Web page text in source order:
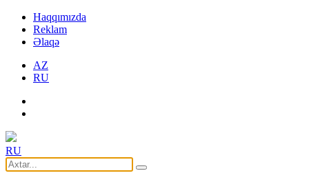
Haqqımızda
Reklam
Əlaqə
AZ
RU
RU